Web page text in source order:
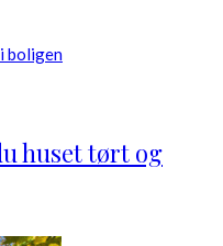
huset tørt og